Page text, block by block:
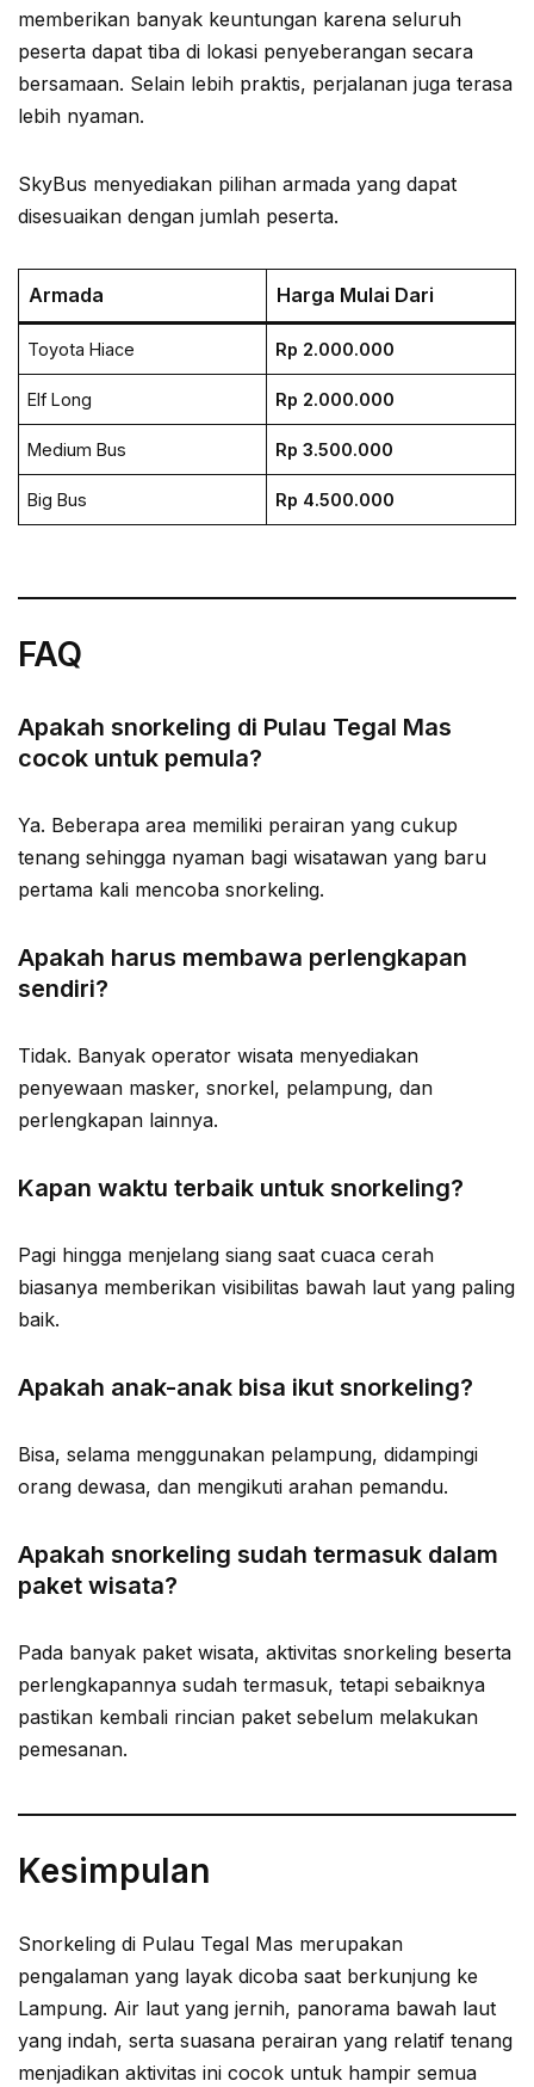
memberikan banyak keuntungan karena seluruh
peserta dapat tiba di lokasi penyeberangan secara
bersamaan. Selain lebih praktis, perjalanan juga terasa
lebih nyaman.
SkyBus menyediakan pilihan armada yang dapat
disesuaikan dengan jumlah peserta.
Armada Harga Mulai Dari
Toyota Hiace Rp 2.000.000
Elf Long Rp 2.000.000
Medium Bus Rp 3.500.000
Big Bus Rp 4.500.000
FAQ
Apakah snorkeling di Pulau Tegal Mas
cocok untuk pemula?
Ya. Beberapa area memiliki perairan yang cukup
tenang sehingga nyaman bagi wisatawan yang baru
pertama kali mencoba snorkeling.
Apakah harus membawa perlengkapan
sendiri?
Tidak. Banyak operator wisata menyediakan
penyewaan masker, snorkel, pelampung, dan
perlengkapan lainnya.
Kapan waktu terbaik untuk snorkeling?
Pagi hingga menjelang siang saat cuaca cerah
biasanya memberikan visibilitas bawah laut yang paling
baik.
Apakah anak-anak bisa ikut snorkeling?
Bisa, selama menggunakan pelampung, didampingi
orang dewasa, dan mengikuti arahan pemandu.
Apakah snorkeling sudah termasuk dalam
paket wisata?
Pada banyak paket wisata, aktivitas snorkeling beserta
perlengkapannya sudah termasuk, tetapi sebaiknya
pastikan kembali rincian paket sebelum melakukan
pemesanan.
Kesimpulan
Snorkeling di Pulau Tegal Mas merupakan
pengalaman yang layak dicoba saat berkunjung ke
Lampung. Air laut yang jernih, panorama bawah laut
yang indah, serta suasana perairan yang relatif tenang
menjadikan aktivitas ini cocok untuk hampir semua